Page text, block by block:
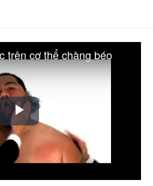
Play
Video
trên cơ thể chàng béo